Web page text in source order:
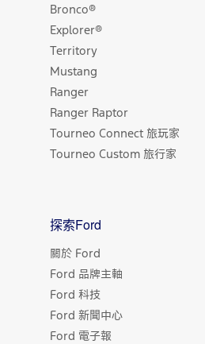
Bronco®
Explorer®
Territory
Mustang
Ranger
Ranger Raptor
Tourneo Connect 旅玩家
Tourneo Custom 旅行家
探索Ford
關於 Ford
Ford 品牌主軸
Ford 科技
Ford 新聞中心
Ford 電子報